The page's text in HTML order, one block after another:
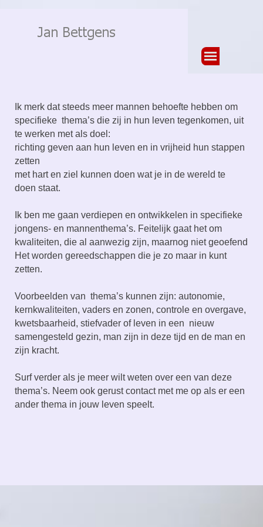
Ik merk dat steeds meer mannen behoefte hebben om
specifieke thema’s die zij in hun leven tegenkomen, uit
te werken met als doel:
richting geven aan hun leven en in vrijheid hun stappen
zetten
met hart en ziel kunnen doen wat je in de wereld te
doen staat.
Ik ben me gaan verdiepen en ontwikkelen in specifieke
jongens- en mannenthema’s. Feitelijk gaat het om
kwaliteiten, die al aanwezig zijn, maarnog niet geoefend
Het worden gereedschappen die je zo maar in kunt
zetten.
Voorbeelden van thema’s kunnen zijn: autonomie,
kernkwaliteiten, vaders en zonen, controle en overgave,
kwetsbaarheid, stiefvader of leven in een nieuw
samengesteld gezin, man zijn in deze tijd en de man en
zijn kracht.
Surf verder als je meer wilt weten over een van deze
thema’s. Neem ook gerust contact met me op als er een
ander thema in jouw leven speelt.